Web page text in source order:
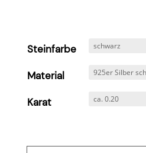
Steinfarbe
Material
Karat